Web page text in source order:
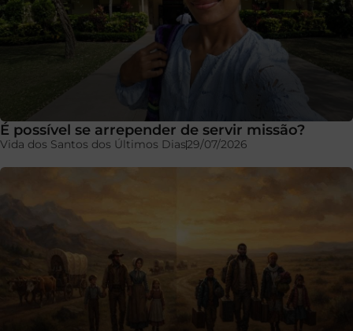
É possível se arrepender de servir missão?
Vida dos Santos dos Últimos Dias29/07/2026